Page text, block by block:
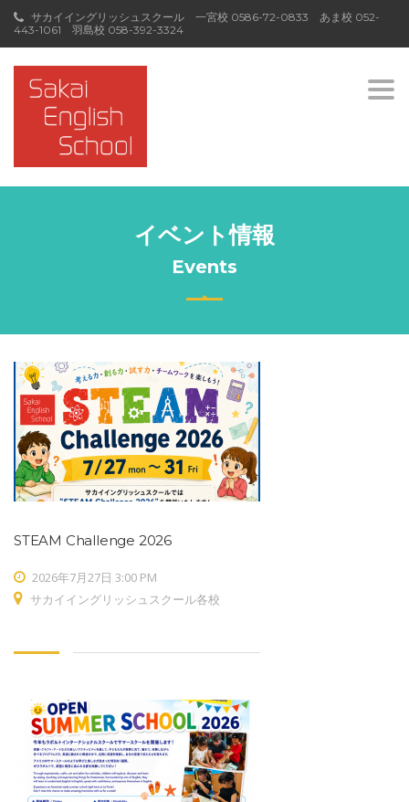
サカイイングリッシュスクール 一宮校 0586-72-0833 あま校 052-
443-1061 羽島校 058-392-3324
イベント情報
Events
STEAM Challenge 2026
2026年7月27日 3:00 PM
サカイイングリッシュスクール各校